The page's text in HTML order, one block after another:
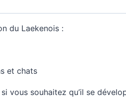
du Laekenois :
et chats
vous souhaitez qu’il se